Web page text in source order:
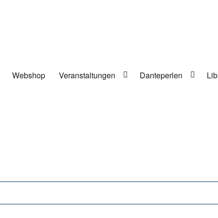
Webshop Veranstaltungen Danteperlen